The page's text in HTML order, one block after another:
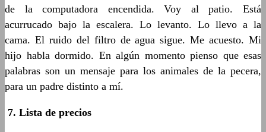
de la computadora encendida. Voy al patio. Está
acurrucado bajo la escalera. Lo levanto. Lo llevo a la
cama. El ruido del filtro de agua sigue. Me acuesto. Mi
hijo habla dormido. En algún momento pienso que esas
palabras son un mensaje para los animales de la pecera,
para un padre distinto a mí.
7. Lista de precios